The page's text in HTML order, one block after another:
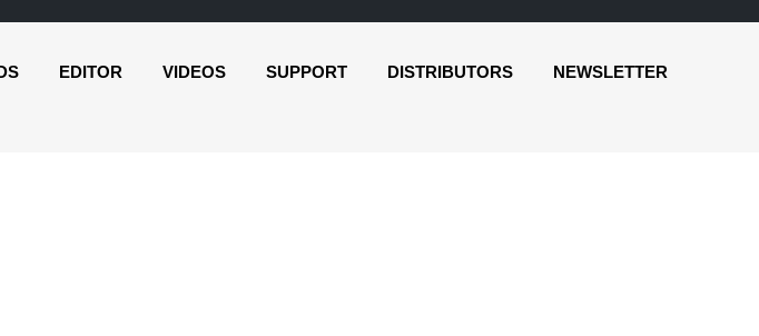
EDITOR VIDEOS SUPPORT DISTRIBUTORS NEWSLETTER